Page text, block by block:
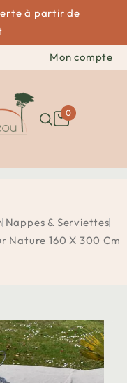
à partir de
Mon compte
0
Nappes & Serviettes
Nature 160 X 300 Cm